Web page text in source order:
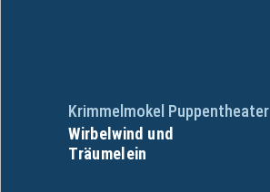
Krimmelmokel Puppentheater
Wirbelwind und
Träumelein